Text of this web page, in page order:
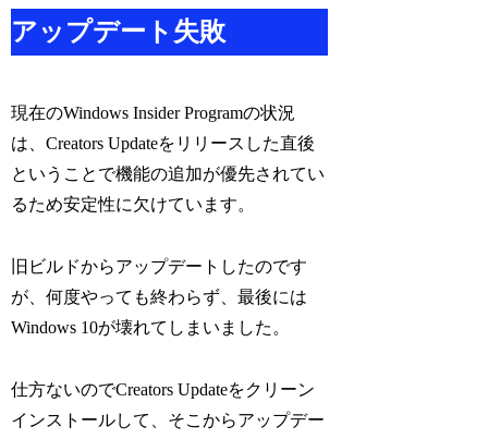
アップデート失敗
現在のWindows Insider Programの状況
は、Creators Updateをリリースした直後
ということで機能の追加が優先されてい
るため安定性に欠けています。
旧ビルドからアップデートしたのです
が、何度やっても終わらず、最後には
Windows 10が壊れてしまいました。
仕方ないのでCreators Updateをクリーン
インストールして、そこからアップデー